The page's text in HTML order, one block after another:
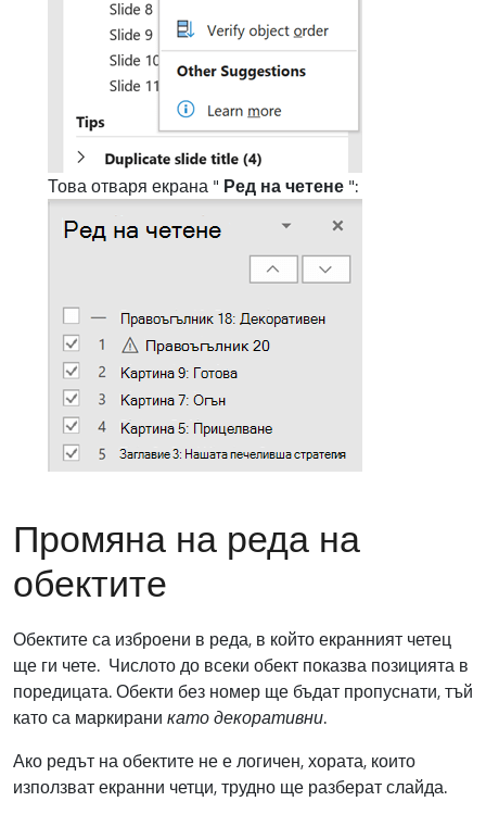
Това отваря екрана " Ред на четене ":
Промяна на реда на
обектите
Обектите са изброени в реда, в който екранният четец
ще ги чете. Числото до всеки обект показва позицията в
поредицата. Обекти без номер ще бъдат пропуснати, тъй
като са маркирани като декоративни.
Ако редът на обектите не е логичен, хората, които
използват екранни четци, трудно ще разберат слайда.